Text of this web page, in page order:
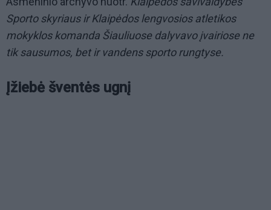
Sporto skyriaus ir Klaipėdos lengvosios atletikos
mokyklos komanda Šiauliuose dalyvavo įvairiose ne
tik sausumos, bet ir vandens sporto rungtyse.
Įžiebė šventės ugnį